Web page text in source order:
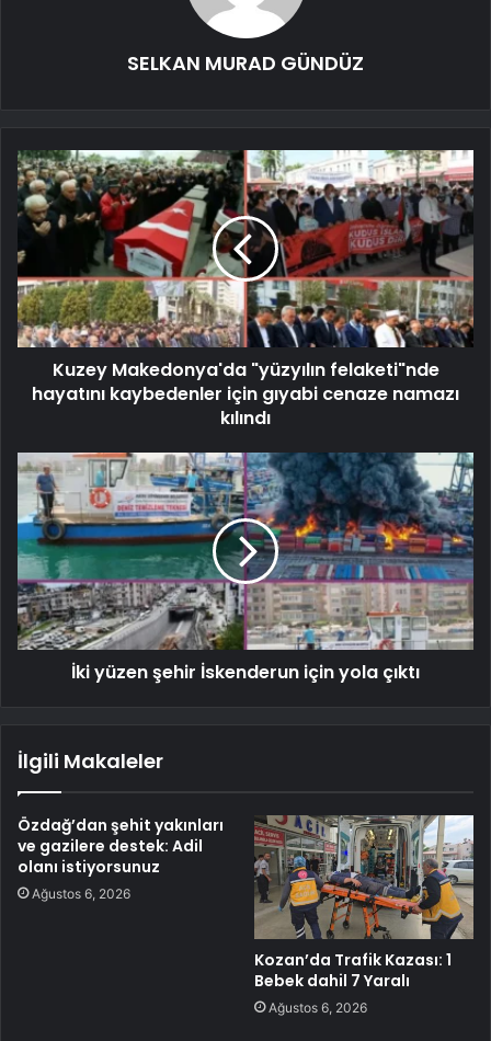
SELKAN MURAD GÜNDÜZ
Kuzey Makedonya'da "yüzyılın felaketi"nde
hayatını kaybedenler için gıyabi cenaze namazı
kılındı
İki yüzen şehir İskenderun için yola çıktı
İlgili Makaleler
Özdağ’dan şehit yakınları
ve gazilere destek: Adil
olanı istiyorsunuz
Ağustos 6, 2026
Kozan’da Trafik Kazası: 1
Bebek dahil 7 Yaralı
Ağustos 6, 2026